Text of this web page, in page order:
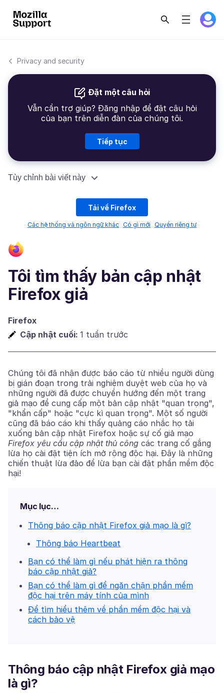
Privacy and security
Đặt một câu hỏi
Vẫn cần trợ giúp? Đăng nhập để đặt câu hỏi
của bạn trên diễn đàn của chúng tôi.
Tiếp tục
Tùy chỉnh bài viết này
Tải về Firefox
Các hệ thống và ngôn ngữ khác Có gì mới Quyền riêng tư
Tôi tìm thấy bản cập nhật
Firefox giả
Firefox
Cập nhật cuối: 1 tuần trước
Chúng tôi đã nhận được báo cáo từ nhiều người dùng
bị gián đoạn trong trải nghiệm duyệt web của họ và
những người đã được chuyển hướng đến một trang
giả mạo để cung cấp một bản cập nhật "quan trọng",
"khẩn cấp" hoặc "cực kì quan trọng". Một số người
cũng đã báo cáo khi thấy quảng cáo nhắc họ tải
xuống bản cập nhật Firefox hoặc sự cố giả mạo
Firefox yêu cầu cập nhật thủ công các trang cố gắng
lừa họ cài đặt tiện ích mở rộng độc hại. Đây là những
chiến thuật lừa đảo để lừa bạn cài đặt phần mềm độc
hại!
Mục lục…
Thông báo cập nhật Firefox giả mạo là gì?
Thông báo Heartbeat
Bạn có thể làm gì nếu phát hiện ra thông
báo cập nhật giả?
Bạn có thể làm gì để ngăn chặn phần mềm
độc hại trên máy tính của mình
Để tìm hiểu thêm về phần mềm độc hại và
cách bảo vệ
Thông báo cập nhật Firefox giả mạo
là gì?